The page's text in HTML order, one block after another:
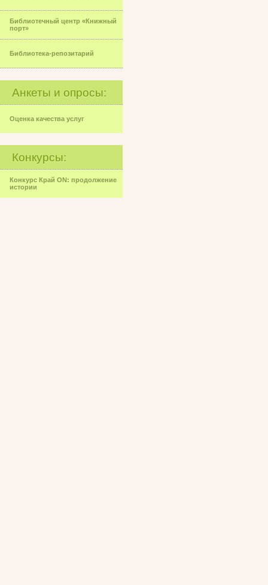
Библиотечный центр «Книжный
порт»
Библиотека-репозитарий
Анкеты и опросы:
Оценка качества услуг
Конкурсы:
Конкурс Край ON: продолжение
истории